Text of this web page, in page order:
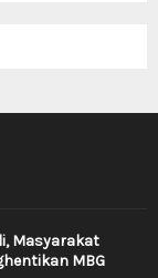
Masyarakat
MBG